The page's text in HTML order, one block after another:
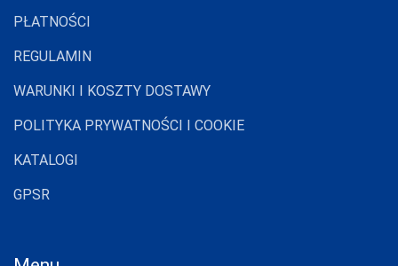
PŁATNOŚCI
REGULAMIN
WARUNKI I KOSZTY DOSTAWY
POLITYKA PRYWATNOŚCI I COOKIE
KATALOGI
GPSR